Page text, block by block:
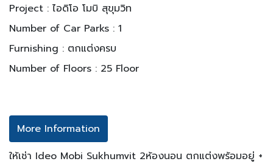
Project : ไอดิโอ โมบิ สุขุมวิท
Number of Car Parks : 1
Furnishing : ตกแต่งครบ
Number of Floors : 25 Floor
More Information
ให้เช่า Ideo Mobi Sukhumvit 2ห้องนอน ตกแต่งพร้อมอยู่ +